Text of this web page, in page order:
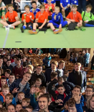
o PUCHAR KNC
2022
turniej piłki nożnej